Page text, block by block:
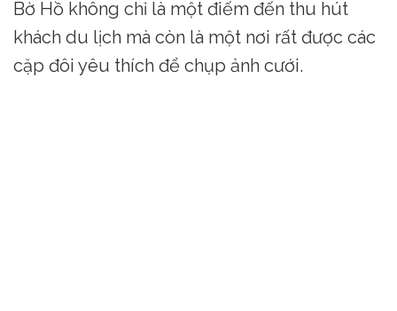
Bờ Hồ không chỉ là một điếm đến thu hút
khách du lịch mà còn là một nơi rất được các
cặp đôi yêu thích để chụp ảnh cưới.